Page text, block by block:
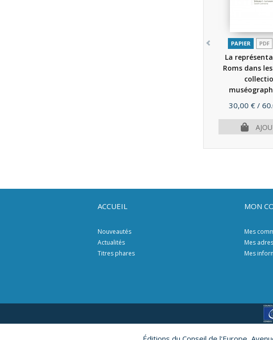
PAPIER PDF
La
Roms dans
Prix
30,00 € /
ACCUEIL
Nouveautés
Actualités
Titres phares
MON
Mes
Mes
Mes